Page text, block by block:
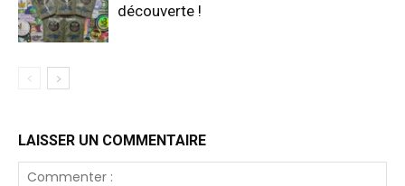
découverte !
LAISSER UN COMMENTAIRE